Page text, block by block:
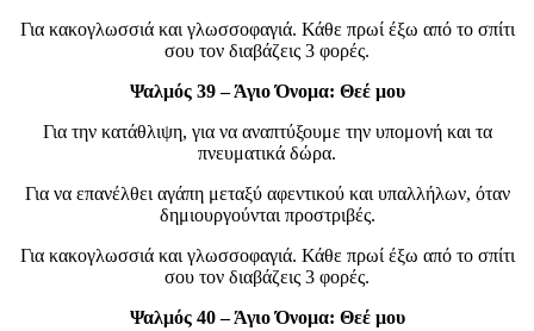
Για κακογλωσσιά και γλωσσοφαγιά. Κάθε πρωί έξω από το σπίτι
σου τον διαβάζεις 3 φορές.
Ψαλμός 39 – Άγιο Όνομα: Θεέ μου
Για την κατάθλιψη, για να αναπτύξουμε την υπομονή και τα
πνευματικά δώρα.
Για να επανέλθει αγάπη μεταξύ αφεντικού και υπαλλήλων, όταν
δημιουργούνται προστριβές.
Για κακογλωσσιά και γλωσσοφαγιά. Κάθε πρωί έξω από το σπίτι
σου τον διαβάζεις 3 φορές.
Ψαλμός 40 – Άγιο Όνομα: Θεέ μου